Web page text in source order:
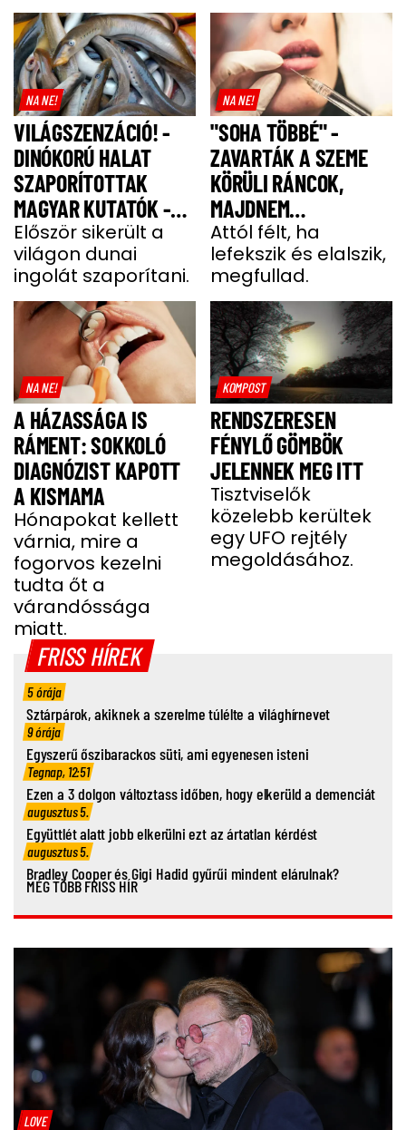
NA NE!
VILÁGSZENZÁCIÓ! -
DINÓKORÚ HALAT
SZAPORÍTOTTAK
MAGYAR KUTATÓK -
GALÉRIA
Először sikerült a
világon dunai
ingolát szaporítani.
NA NE!
"SOHA TÖBBÉ" -
ZAVARTÁK A SZEME
KÖRÜLI RÁNCOK,
MAJDNEM
MEGFULLADT A BOTOX
MIATT
Attól félt, ha
lefekszik és elalszik,
megfullad.
NA NE!
A HÁZASSÁGA IS
RÁMENT: SOKKOLÓ
DIAGNÓZIST KAPOTT
A KISMAMA
Hónapokat kellett
várnia, mire a
fogorvos kezelni
tudta őt a
várandóssága
miatt.
KOMPOST
RENDSZERESEN
FÉNYLŐ GÖMBÖK
JELENNEK MEG ITT
Tisztviselők
közelebb kerültek
egy UFO rejtély
megoldásához.
FRISS HÍREK
5 órája
Sztárpárok, akiknek a szerelme túlélte a világhírnevet
9 órája
Egyszerű őszibarackos süti, ami egyenesen isteni
Tegnap, 12:51
Ezen a 3 dolgon változtass időben, hogy elkerüld a demenciát
augusztus 5.
Együttlét alatt jobb elkerülni ezt az ártatlan kérdést
augusztus 5.
Bradley Cooper és Gigi Hadid gyűrűi mindent elárulnak?
MÉG TÖBB FRISS HÍR
LOVE